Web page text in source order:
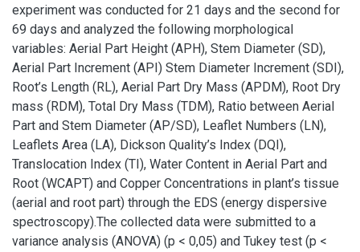
experiment was conducted for 21 days and the second for
69 days and analyzed the following morphological
variables: Aerial Part Height (APH), Stem Diameter (SD),
Aerial Part Increment (API) Stem Diameter Increment (SDI),
Root’s Length (RL), Aerial Part Dry Mass (APDM), Root Dry
mass (RDM), Total Dry Mass (TDM), Ratio between Aerial
Part and Stem Diameter (AP/SD), Leaflet Numbers (LN),
Leaflets Area (LA), Dickson Quality’s Index (DQI),
Translocation Index (TI), Water Content in Aerial Part and
Root (WCAPT) and Copper Concentrations in plant’s tissue
(aerial and root part) through the EDS (energy dispersive
spectroscopy).The collected data were submitted to a
variance analysis (ANOVA) (p < 0,05) and Tukey test (p <